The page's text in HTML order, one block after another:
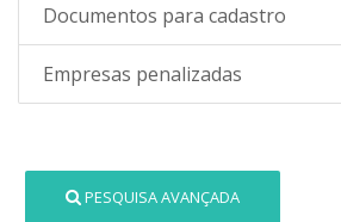
Documentos para cadastro
Empresas penalizadas
PESQUISA AVANÇADA